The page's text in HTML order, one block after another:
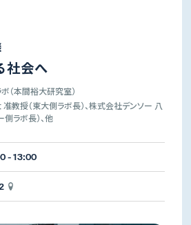
社会へ
（本間裕大研究室）
教授（東大側ラボ長）、株式会社デンソー 八
ラボ長）、他
- 13:00